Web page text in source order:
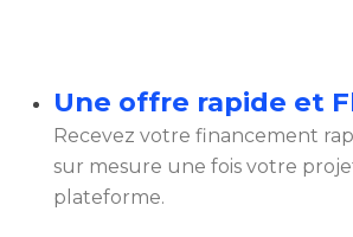
Une offre rapide et
Recevez votre financement
sur mesure une fois votre
plateforme.